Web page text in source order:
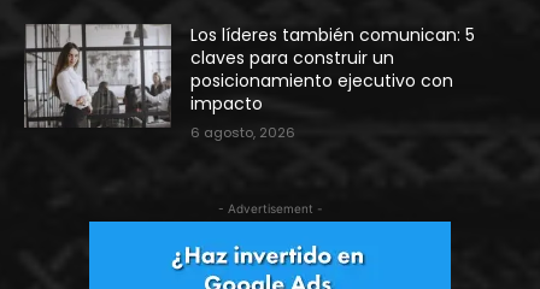
Los líderes también comunican: 5
claves para construir un
posicionamiento ejecutivo con
impacto
6 agosto, 2026
- Advertisement -